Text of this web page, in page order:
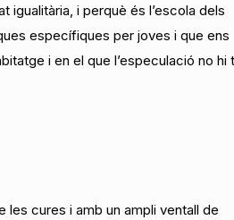
igualitària, i perquè és l’escola dels
específiques per joves i que ens
i en el que l’especulació no hi
les cures i amb un ampli ventall de